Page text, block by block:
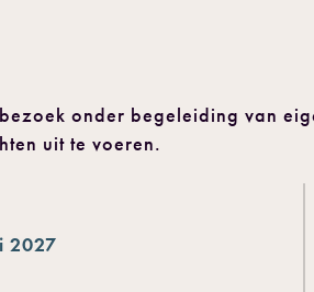
onder begeleiding van
uit te voeren.
2027